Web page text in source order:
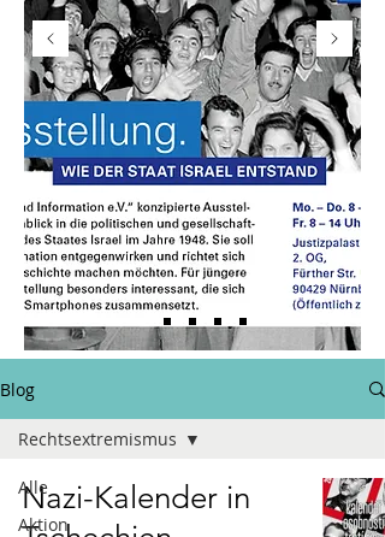
Blog
Alle
Aktion
Rechtsextremismus
Nazi-Kalender in